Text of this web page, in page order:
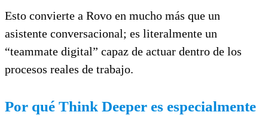
Esto convierte a Rovo en mucho más que un
asistente conversacional; es literalmente un
“teammate digital” capaz de actuar dentro de los
procesos reales de trabajo.
Por qué Think Deeper es especialmente